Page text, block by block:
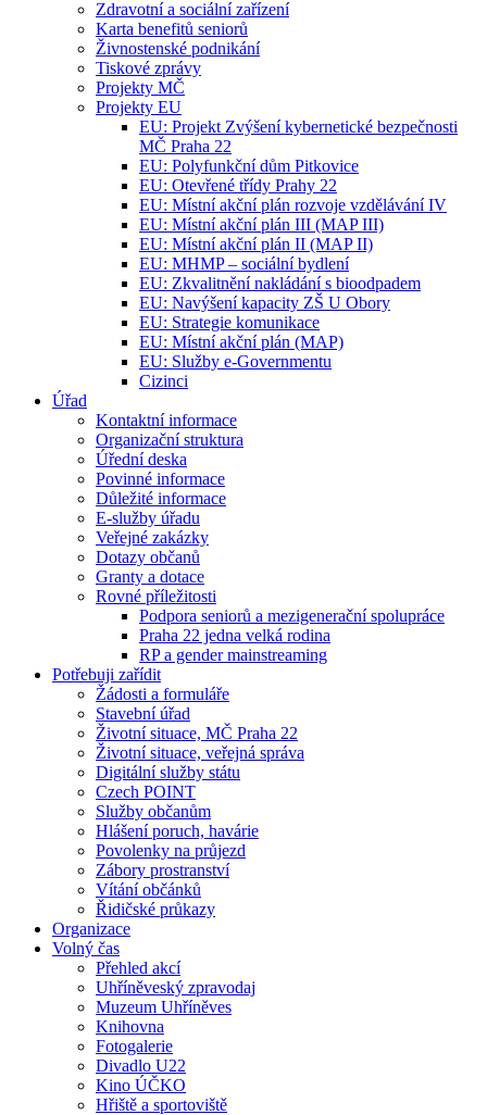
Zdravotní a sociální zařízení
Karta benefitů seniorů
Živnostenské podnikání
Tiskové zprávy
Projekty MČ
Projekty EU
EU: Projekt Zvýšení kybernetické bezpečnosti
MČ Praha 22
EU: Polyfunkční dům Pitkovice
EU: Otevřené třídy Prahy 22
EU: Místní akční plán rozvoje vzdělávání IV
EU: Místní akční plán III (MAP III)
EU: Místní akční plán II (MAP II)
EU: MHMP – sociální bydlení
EU: Zkvalitnění nakládání s bioodpadem
EU: Navýšení kapacity ZŠ U Obory
EU: Strategie komunikace
EU: Místní akční plán (MAP)
EU: Služby e-Governmentu
Cizinci
Úřad
Kontaktní informace
Organizační struktura
Úřední deska
Povinné informace
Důležité informace
E-služby úřadu
Veřejné zakázky
Dotazy občanů
Granty a dotace
Rovné příležitosti
Podpora seniorů a mezigenerační spolupráce
Praha 22 jedna velká rodina
RP a gender mainstreaming
Potřebuji zařídit
Žádosti a formuláře
Stavební úřad
Životní situace, MČ Praha 22
Životní situace, veřejná správa
Digitální služby státu
Czech POINT
Služby občanům
Hlášení poruch, havárie
Povolenky na průjezd
Zábory prostranství
Vítání občánků
Řidičské průkazy
Organizace
Volný čas
Přehled akcí
Uhříněveský zpravodaj
Muzeum Uhříněves
Knihovna
Fotogalerie
Divadlo U22
Kino ÚČKO
Hřiště a sportoviště